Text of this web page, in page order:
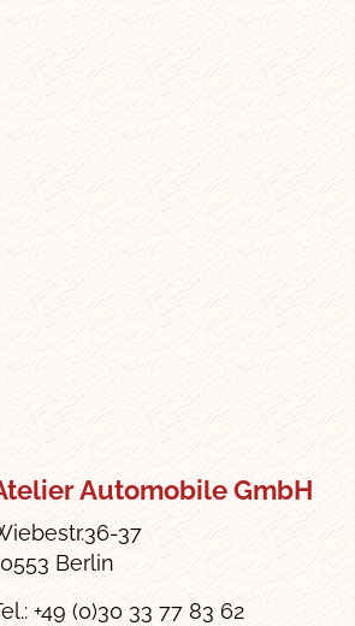
Automobile GmbH
37
Berlin
+49 (0)30 33 77 83 62